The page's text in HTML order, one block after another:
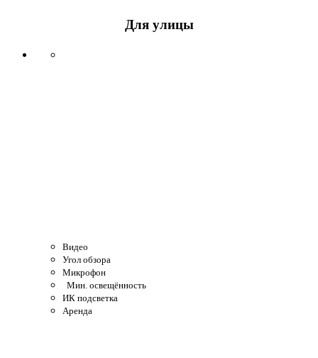
Для улицы
Видео
Угол обзора
Микрофон
Мин. освещённость
ИК подсветка
Аренда